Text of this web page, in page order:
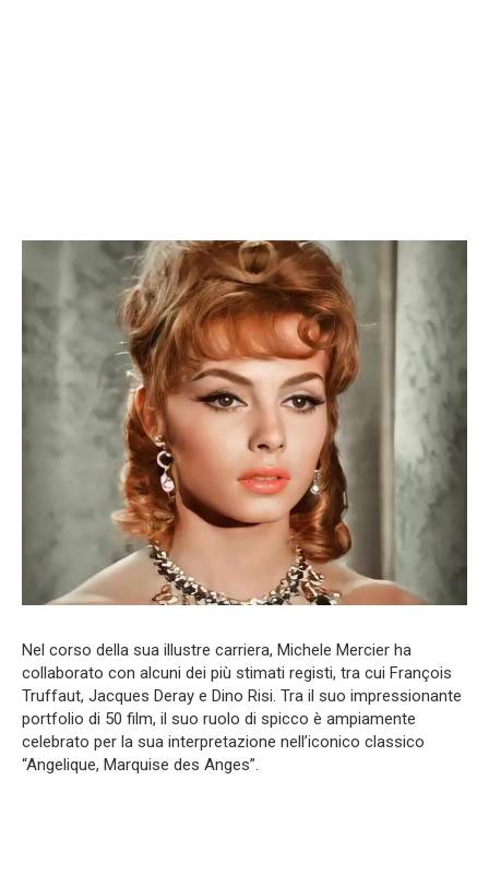
Nel corso della sua illustre carriera, Michele Mercier ha
collaborato con alcuni dei più stimati registi, tra cui François
Truffaut, Jacques Deray e Dino Risi. Tra il suo impressionante
portfolio di 50 film, il suo ruolo di spicco è ampiamente
celebrato per la sua interpretazione nell’iconico classico
“Angelique, Marquise des Anges”.